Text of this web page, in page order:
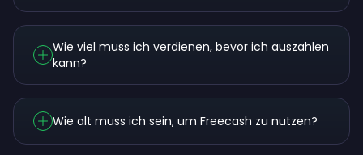
Wie viel muss ich verdienen, bevor ich auszahlen
kann?
Wie alt muss ich sein, um Freecash zu nutzen?